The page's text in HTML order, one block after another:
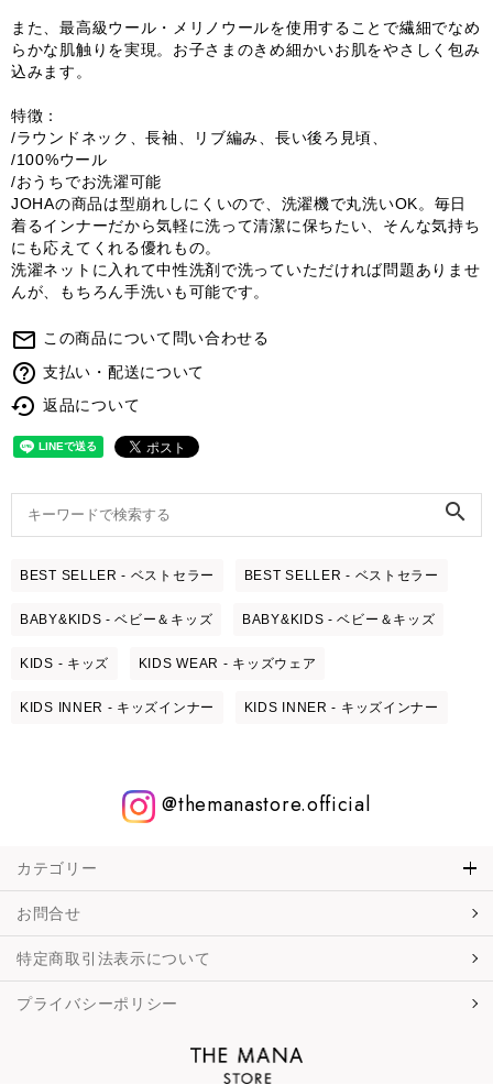
また、最高級ウール・メリノウールを使用することで繊細でなめ
らかな肌触りを実現。お子さまのきめ細かいお肌をやさしく包み
込みます。
特徴：
/ラウンドネック、長袖、リブ編み、長い後ろ見頃、
/100%ウール
/おうちでお洗濯可能
JOHAの商品は型崩れしにくいので、洗濯機で丸洗いOK。毎日
着るインナーだから気軽に洗って清潔に保ちたい、そんな気持ち
にも応えてくれる優れもの。
洗濯ネットに入れて中性洗剤で洗っていただければ問題ありませ
んが、もちろん手洗いも可能です。
mail_outline この商品について問い合わせる
help_outline 支払い・配送について
settings_backup_restore 返品について
search
BEST SELLER - ベストセラー BEST SELLER - ベストセラー
BABY&KIDS - ベビー＆キッズ BABY&KIDS - ベビー＆キッズ
KIDS - キッズ KIDS WEAR - キッズウェア
KIDS INNER - キッズインナー KIDS INNER - キッズインナー
@themanastore.official
カテゴリー
お問合せ
特定商取引法表示について
プライバシーポリシー